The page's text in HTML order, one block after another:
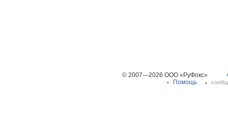
© 2007—2026 ООО «РуФокс»
Помощь